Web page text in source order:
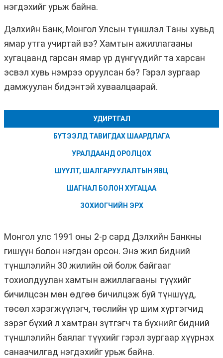
нэгдэхийг урьж байна.
Дэлхийн Банк, Монгол Улсын түншлэл Таны хувьд
ямар утга учиртай вэ? Хамтын ажиллагааны
хугацаанд гарсан ямар үр дүнгүүдийг та харсан
эсвэл хувь нэмрээ оруулсан бэ? Гэрэл зургаар
дамжуулан бидэнтэй хуваалцаарай.
УДИРТГАЛ
БҮТЭЭЛД ТАВИГДАХ ШААРДЛАГА
УРАЛДААНД ОРОЛЦОХ
ШҮҮЛТ, ШАЛГАРУУЛАЛТЫН ЯВЦ
ШАГНАЛ БОЛОН ХУГАЦАА
ЗОХИОГЧИЙН ЭРХ
Монгол улс 1991 оны 2-р сард Дэлхийн Банкны
гишүүн болон нэгдэн орсон. Энэ жил бидний
түншлэлийн 30 жилийн ой болж байгааг
тохиолдуулан хамтын ажиллагааны түүхийг
бичилцсэн мөн өдгөө бичилцэж буй түншүүд,
төсөл хэрэгжүүлэгч, төслийн үр шим хүртэгчид
зэрэг бүхий л хамтран зүтгэгч та бүхнийг бидний
түншлэлийн баялаг түүхийг гэрэл зургаар хүүрнэх
санаачилгад нэгдэхийг урьж байна.